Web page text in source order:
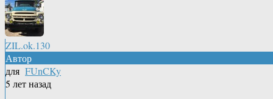
ZIL.ok.130
Автор
для FUnCKy
5 лет назад